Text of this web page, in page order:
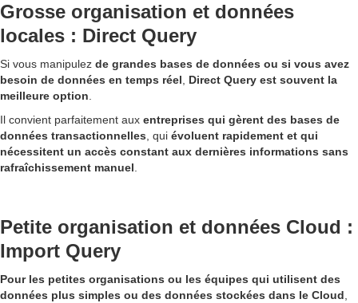
Grosse organisation et données
locales : Direct Query
Si vous manipulez de grandes bases de données ou si vous avez
besoin de données en temps réel
Direct Query est souvent la
meilleure option
Il convient parfaitement aux entreprises qui gèrent des bases de
données transactionnelles , qui évoluent rapidement et qui
nécessitent un accès constant aux dernières informations sans
rafraîchissement manuel
Petite organisation et données Cloud :
Import Query
Pour les petites organisations ou les équipes qui utilisent des
données plus simples ou des données stockées dans le Cloud